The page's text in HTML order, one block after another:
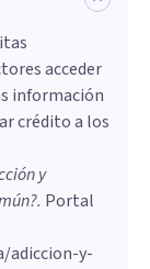
acceder
información
crédito a los
y
. Portal
adiccion-y-